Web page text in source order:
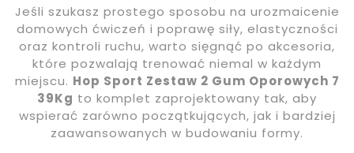
Jeśli szukasz prostego sposobu na urozmaicenie
domowych ćwiczeń i poprawę siły, elastyczności
oraz kontroli ruchu, warto sięgnąć po akcesoria,
które pozwalają trenować niemal w każdym
miejscu. Hop Sport Zestaw 2 Gum Oporowych 7
39Kg to komplet zaprojektowany tak, aby
wspierać zarówno początkujących, jak i bardziej
zaawansowanych w budowaniu formy.